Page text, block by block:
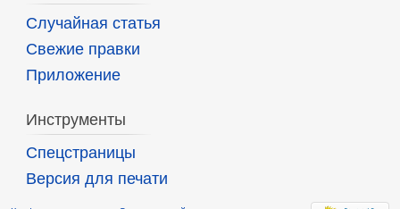
Случайная статья
Свежие правки
Приложение
Инструменты
Спецстраницы
Версия для печати